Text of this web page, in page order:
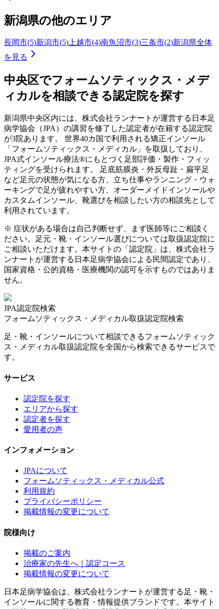
新潟県の他のエリア
長岡市(5)新潟市(5)上越市(4)南魚沼市(3)三条市(2)新潟県全体
を見る
中央区でフォームソティックス・メデ
ィカルを相談できる認定院を探す
新潟県中央区内には、株式会社ランナートが運営する日本足
病学協会（JPA）の講習を修了した認定者が在籍する認定院
が3院あります。 世界40カ国で利用される矯正インソール
「フォームソティックス・メディカル」を取扱しており、
JPA式インソール療法®にもとづく足部評価・製作・フィッ
ティングを受けられます。 足底筋膜炎・外反母趾・扁平足
など足元の状態が気になる方、立ち仕事やランニング・ウォ
ーキングで足が疲れやすい方、オーダーメイドインソールや
カスタムインソール、靴選びを相談したい方の相談先として
利用されています。
※ 症状がある場合は自己判断せず、まず医師等にご相談く
ださい。足元・靴・インソール選びについては取扱認定院に
ご相談いただけます。本サイトの「認定院」は、株式会社ラ
ンナートが運営する日本足病学協会による民間認定であり、
国家資格・公的資格・医療機関の認可を示すものではありま
せん。
JPA認定院検索
フォームソティックス・メディカル取扱認定院検索
足・靴・インソールについて相談できるフォームソティック
ス・メディカル取扱認定院を全国から検索できるサービスで
す。
サービス
認定院を探す
エリアから探す
認定者を探す
愛用者の声
インフォメーション
JPAについて
フォームソティックス・メディカル公式
利用規約
プライバシーポリシー
掲載情報の変更について
院様向け
掲載のご案内
治療家の先生へ｜認定コース
掲載情報の変更について
日本足病学協会は、株式会社ランナートが運営する足・靴・
インソールに関する教育・情報提供ブランドです。本サイト